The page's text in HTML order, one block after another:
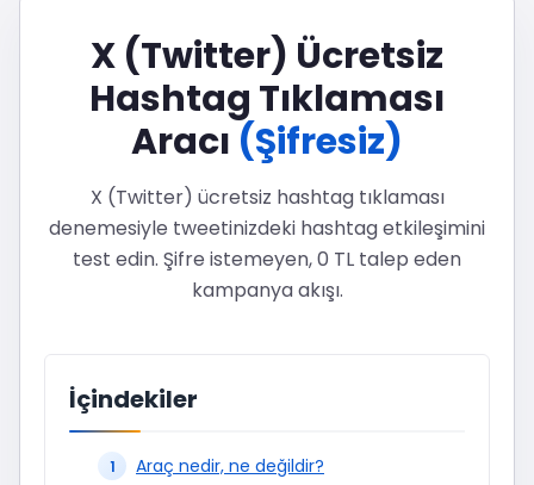
X (Twitter) Ücretsiz
Hashtag Tıklaması
Aracı (Şifresiz)
X (Twitter) ücretsiz hashtag tıklaması
denemesiyle tweetinizdeki hashtag etkileşimini
test edin. Şifre istemeyen, 0 TL talep eden
kampanya akışı.
İçindekiler
Araç nedir, ne değildir?